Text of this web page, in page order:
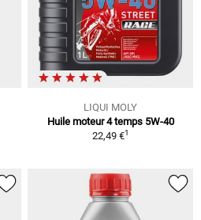
LIQUI MOLY
Huile moteur 4 temps 5W-40
22,49 €1